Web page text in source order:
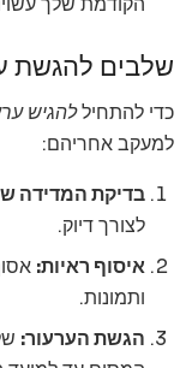
שלבים להגשת
כדי להתחיללהגיש
למעקב אחריהם:
בדיקת המדידה
לצורך דיוק.
איסוף ראיות:
ותמונות.
הגשת הערעור: